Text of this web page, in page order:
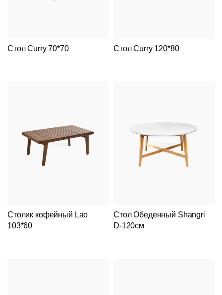
Стол Curry 70*70 Стол Curry 120*80
Столик кофейный Lao
103*60
Стол Обеденный Shangri
D-120см